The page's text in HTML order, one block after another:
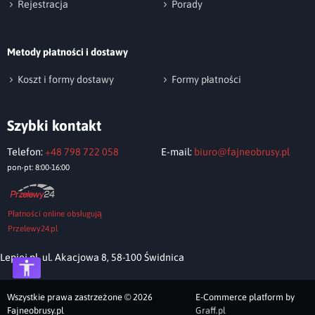
Wyślij opinię
Rejestracja
Porady
Metody płatności i dostawy
Koszt i formy dostawy Formy płatności
Szybki kontakt
Telefon: +48 798 722 058
pon-pt: 8:00-16:00
E-mail: biuro@fajneobrusy.pl
Płatności online obsługują
Przelewy24.pl
Lepiej.pl, ul. Akacjowa 8, 58-100 Świdnica
Wszystkie prawa zastrzeżone © 2026
Fajneobrusy.pl
E-Commerce platform by
Graff.pl